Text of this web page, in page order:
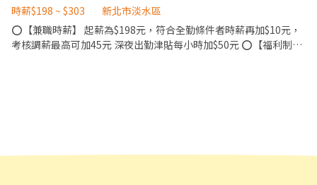
整以上兩段上班時段，以配合當天人力安排為主。 2.一周可配合上
工紅包 2.年終獎金(兼職夥伴需滿一年以上資格) 3.教學指導獎金 4.達
成目標獎金或獎品 5.外送獎金 🔺福利類： 1.除夕～初四固定公休回
時薪$198 ~ $303
新北市淡水區
⭕【兼職時薪】 起薪為$198元，符合全勤條件者時薪再加$10元，
考核調薪最高可加45元 深夜出勤津貼每小時加$50元 ⭕【福利制